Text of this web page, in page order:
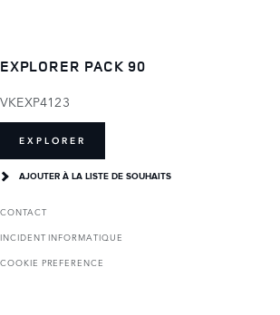
EXPLORER PACK 90
VKEXP4123
EXPLORER
AJOUTER À LA LISTE DE SOUHAITS
CONTACT
INCIDENT INFORMATIQUE
COOKIE PREFERENCE